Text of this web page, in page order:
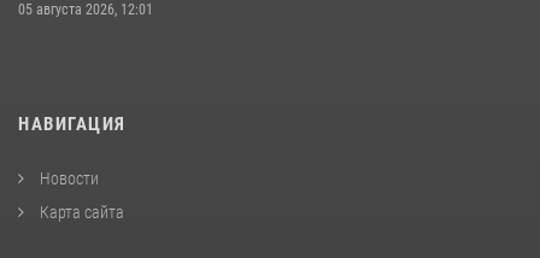
05 августа 2026, 12:01
НАВИГАЦИЯ
Новости
Карта сайта